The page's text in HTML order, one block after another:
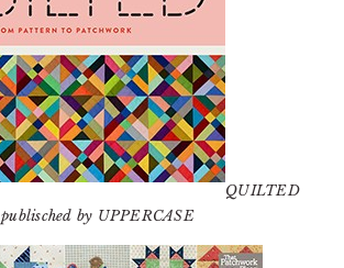
QUILTED
publisched by UPPERCASE